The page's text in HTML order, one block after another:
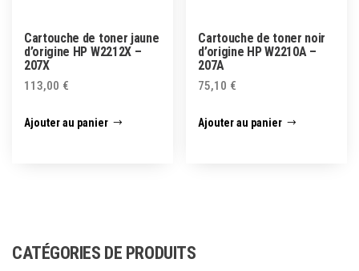
Cartouche de toner jaune
d’origine HP W2212X –
207X
113,00 €
Ajouter au panier
Cartouche de toner noir
d’origine HP W2210A –
207A
75,10 €
Ajouter au panier
CATÉGORIES DE PRODUITS